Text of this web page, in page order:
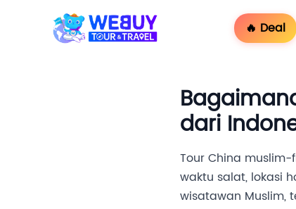
🔥 Deal
dari
Tour China
waktu salat, lokasi
wisatawan Muslim,